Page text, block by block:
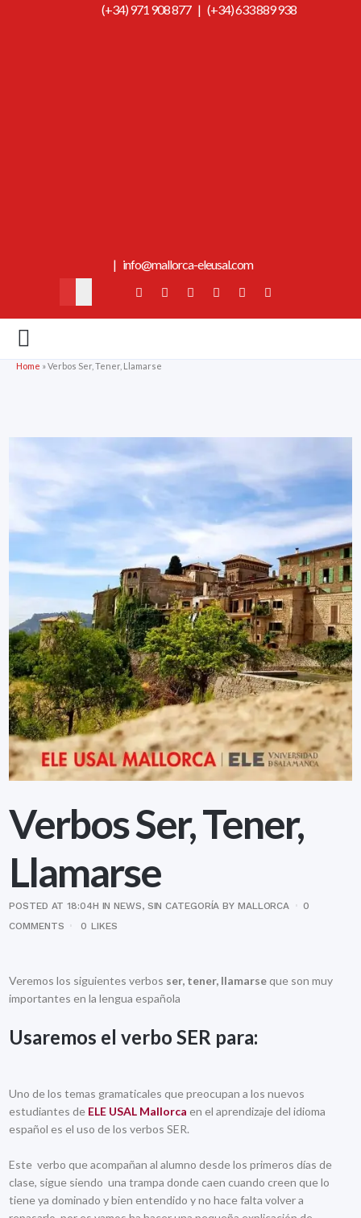
(+34) 971 908 877| (+34) 633 889 938
| info@mallorca-eleusal.com
Home »Verbos Ser, Tener, Llamarse
Verbos Ser, Tener,
Llamarse
POSTED AT 18:04H INNEWS, SIN CATEGORÍA BY MALLORCA
0
COMMENTS
0 LIKES
Veremos los siguientes verbos ser, tener, llamarseque son muy
importantes en la lengua española
Usaremos el verboSER para:
Uno de los temas gramaticales que preocupan a los nuevos
estudiantes de ELE USAL Mallorca en el aprendizaje del idioma
español es el uso de los verbos SER.
Este verbo que acompañan al alumno desde los primeros días de
clase, sigue siendo una trampa donde caen cuando creen que lo
tiene ya dominado y bien entendido y no hace falta volver a